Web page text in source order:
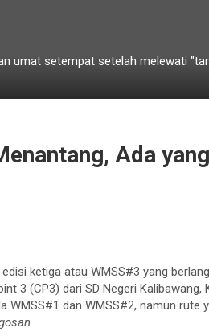
umat setempat setelah melewati
Ada yang
edisi ketiga atau WMSS#3 yang
3 (CP3) dari SD Negeri Kalibawang,
dan WMSS#2, namun rute
.